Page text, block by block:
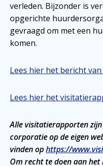
verleden. Bijzonder is
opgerichte
gevraagd om met een
komen.
Lees hier het bericht
Lees hier het
Alle visitatierapporten
corporatie op de eigen
vinden ophttps://
Om recht te doen aan